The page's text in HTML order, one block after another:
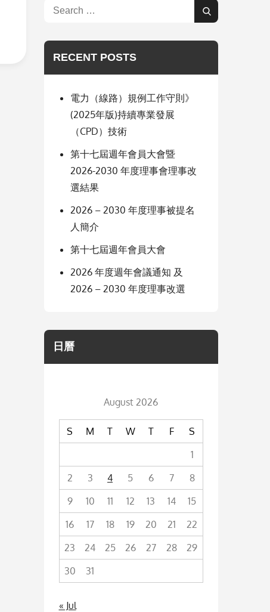
Search
Search
RECENT POSTS
電力（線路）規例工作守則》
(2025年版)持續專業發展
（CPD）技術
第十七屆週年會員大會暨
2026-2030 年度理事會理事改
選結果
2026 – 2030 年度理事被提名
人簡介
第十七屆週年會員大會
2026 年度週年會議通知 及
2026 – 2030 年度理事改選
日曆
August 2026
S M T W T F
S
1
2
3 4 5 6 7
8
9
10 11 12 13 14
15
16
17 18 19 20 21
22
23
24 25 26 27 28
29
30
31
« Jul